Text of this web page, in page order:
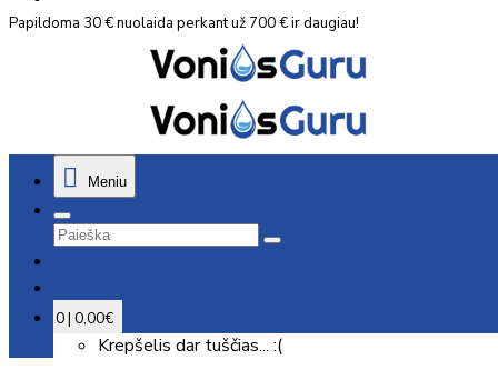
Papildoma 30 € nuolaida perkant už 700 € ir daugiau!
Meniu
0 | 0,00€
Krepšelis dar tuščias... :(